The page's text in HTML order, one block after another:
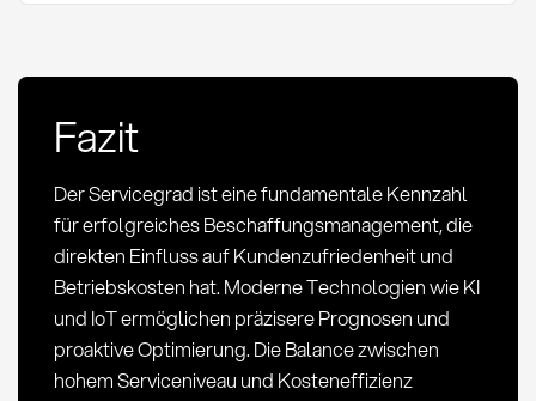
Fazit
Der Servicegrad ist eine fundamentale Kennzahl
für erfolgreiches Beschaffungsmanagement, die
direkten Einfluss auf Kundenzufriedenheit und
Betriebskosten hat. Moderne Technologien wie KI
und IoT ermöglichen präzisere Prognosen und
proaktive Optimierung. Die Balance zwischen
hohem Serviceniveau und Kosteneffizienz